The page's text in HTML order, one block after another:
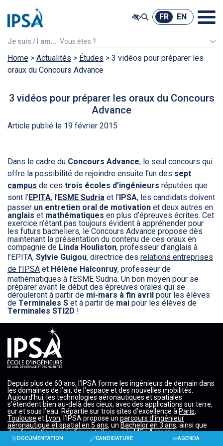
@ -0,0 +1,7 @@
FR EN
Je suis / I am... Vous êtes ?
Un étudiant étranger
DOCUMENTATION CANDIDATURE AGENDA
Home > Actualités > Études > 3 vidéos pour préparer les
oraux du Concours Advance
3 vidéos pour préparer les oraux du Concours
Advance
Article publié le 19 février 2015
Dans le cadre du Concours Advance, le seul concours qui
offre la possibilité de rejoindre ensuite l’un des sept
campus de ces trois écoles d’ingénieurs réputées que
sont l’EPITA, l’ESME Sudria et l’IPSA, les candidats doivent
passer un entretien oral de motivation et deux autres en
anglais et mathématiques en plus d’épreuves écrites. Cet
exercice n’étant pas toujours évident à appréhender pour
les futurs bacheliers, le Concours Advance propose dès
maintenant la présentation du contenu de ces oraux en
compagnie de Linda Houliston, professeur d’anglais à
l’EPITA, Sylvie Guigou, directrice des relations entreprises
de l’IPSA et Hélène Halconruy, professeur de
mathématiques à l’ESME Sudria. Un bon moyen pour se
préparer avant le début des épreuves orales qui se
dérouleront à partir de mi-mars à fin avril pour les élèves
de Terminales S et à partir de mai pour les élèves de
Terminales STI2D !
Depuis plus de 60 ans, l’IPSA forme les ingénieurs de demain dans
les domaines de l’air, de l’espace et des nouvelles mobilités.
Aujourd’hui, les technologies aéronautiques et spatiales
s’étendent bien au-delà des cieux, avec des applications sur terre,
sur et sous l’eau. Répartie sur trois sites d’excellence à Paris,
Toulouse et Lyon, l’IPSA propose un parcours d’ingénieur
aéronautique et spatial en 5 ans, un Bachelor en 3 ans, ainsi que
des formations spécifiques telles que leMSc Aerospace
Propulsion, leMSc Aéro IA & Cybersécurité
MBA Ingénieur